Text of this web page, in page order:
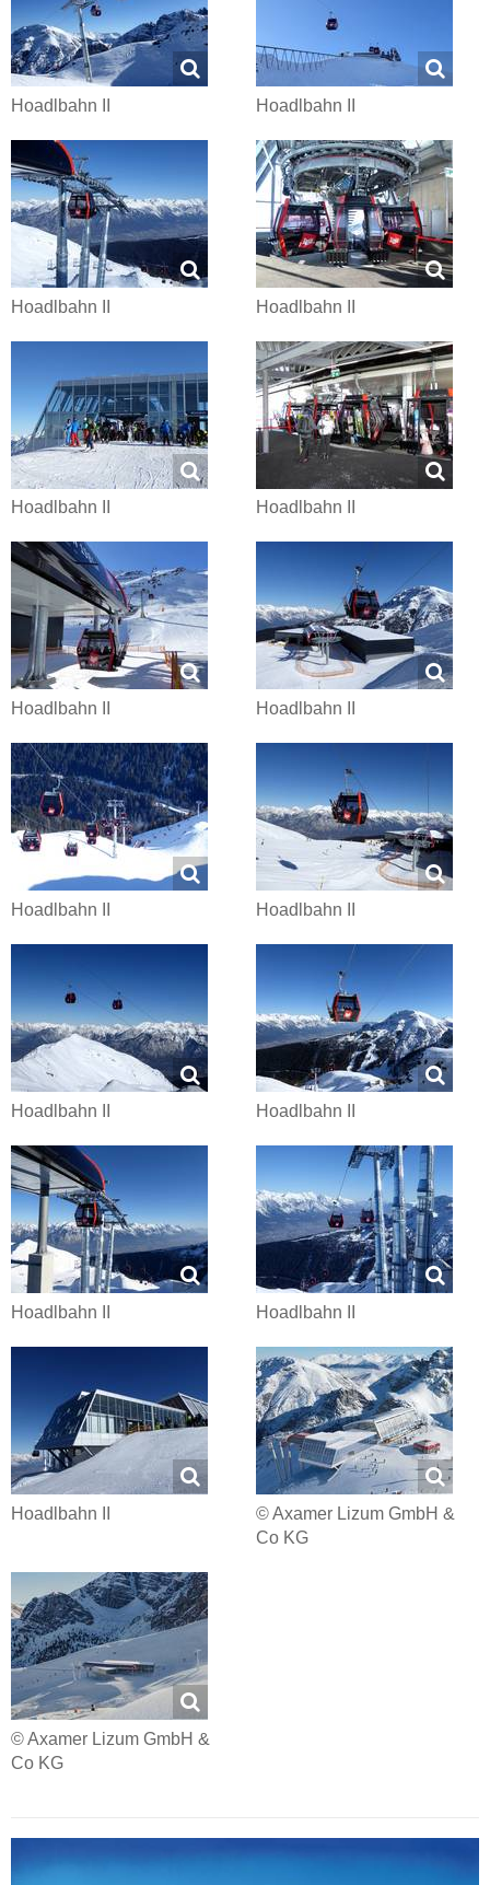
Hoadlbahn II Hoadlbahn II
Hoadlbahn II Hoadlbahn II
Hoadlbahn II Hoadlbahn II
Hoadlbahn II Hoadlbahn II
Hoadlbahn II Hoadlbahn II
Hoadlbahn II Hoadlbahn II
Hoadlbahn II Hoadlbahn II
Hoadlbahn II
© Axamer Lizum GmbH &
Co KG
© Axamer Lizum GmbH &
Co KG